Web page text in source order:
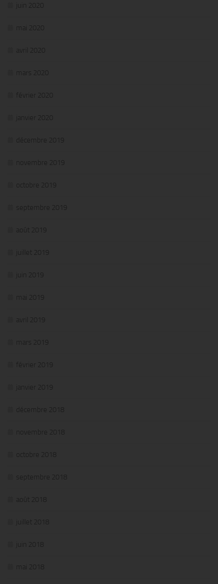
juin 2020
mai 2020
avril 2020
mars 2020
février 2020
janvier 2020
décembre 2019
novembre 2019
octobre 2019
septembre 2019
août 2019
juillet 2019
juin 2019
mai 2019
avril 2019
mars 2019
février 2019
janvier 2019
décembre 2018
novembre 2018
octobre 2018
septembre 2018
août 2018
juillet 2018
juin 2018
mai 2018